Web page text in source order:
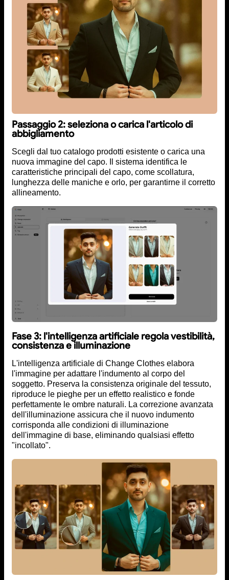
Passaggio 2: seleziona o carica l'articolo di
abbigliamento
Scegli dal tuo catalogo prodotti esistente o carica una
nuova immagine del capo. Il sistema identifica le
caratteristiche principali del capo, come scollatura,
lunghezza delle maniche e orlo, per garantirne il corretto
allineamento.
Fase 3: l'intelligenza artificiale regola vestibilità,
consistenza e illuminazione
L'intelligenza artificiale di Change Clothes elabora
l'immagine per adattare l'indumento al corpo del
soggetto. Preserva la consistenza originale del tessuto,
riproduce le pieghe per un effetto realistico e fonde
perfettamente le ombre naturali. La correzione avanzata
dell'illuminazione assicura che il nuovo indumento
corrisponda alle condizioni di illuminazione
dell'immagine di base, eliminando qualsiasi effetto
"incollato".